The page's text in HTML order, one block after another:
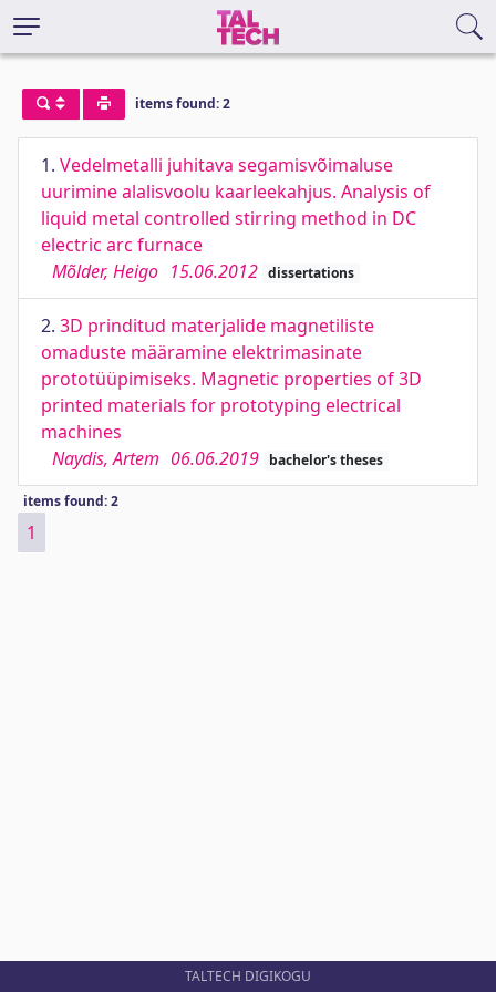
items found: 2
1. Vedelmetalli juhitava segamisvõimaluse
uurimine alalisvoolu kaarleekahjus. Analysis of
liquid metal controlled stirring method in DC
electric arc furnace
Mõlder, Heigo 15.06.2012 dissertations
2. 3D prinditud materjalide magnetiliste
omaduste määramine elektrimasinate
prototüüpimiseks. Magnetic properties of 3D
printed materials for prototyping electrical
machines
Naydis, Artem 06.06.2019 bachelor's theses
items found: 2
1
TALTECH DIGIKOGU